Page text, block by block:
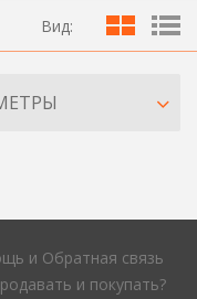
Вид:
и Обратная связь
и покупать?